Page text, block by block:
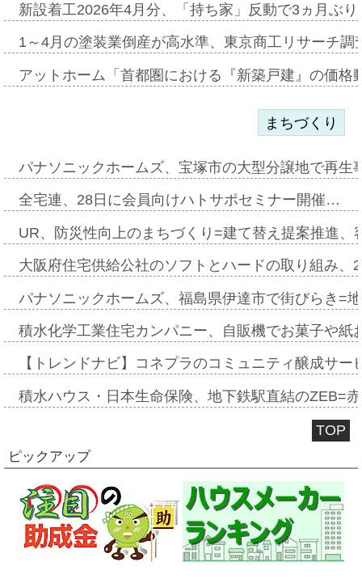
新設着工2026年4月分、「持ち家」反動で3ヵ月ぶ
1～4月の塗装業倒産が高水準、東京商工リサーチ
アットホーム「首都圏における『新築戸建』の価
まちづくり
パナソニックホームズ、宝塚市の大型分譲地で再
全宅連、28日に会員向けハトサポセミナー開催…
UR、防災性向上のまちづくり=建て替え提案推進
大阪府住宅供給公社のソフトとハードの取り組み
パナソニックホームズ、福島県伊達市で街びらき=
積水化学工業住宅カンパニー、自販機でお菓子や
【トレンドナビ】コネプラのコミュニティ醸成サ
積水ハウス・日本生命保険、地下鉄駅直結のZEB=
TOP
ピックアップ